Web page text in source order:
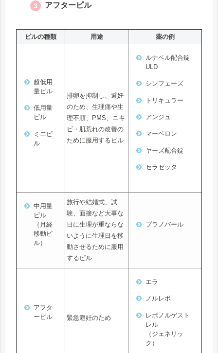
アフターピル
ピルの種類 用途 薬の例
超低用
量ピル
低用量
ピル
ミニピ
ル
排卵を抑制し、避妊
のため、生理痛や生
理不順、PMS、ニキ
ビ・肌荒れの改善の
ために服用するピル
ルナベル配合錠
ULD
シンフェーズ
トリキュラー
アンジュ
マーベロン
ヤーズ配合錠
セラゼッタ
中用量
ピル
（月経
移動ピ
ル）
旅行や結婚式、試
験、面接など大事な
日に生理が重ならな
いように生理日を移
動させるために服用
するピル
プラノバール
アフタ
ーピル
緊急避妊のため
エラ
ノルレボ
レボノルゲスト
レル
（ジェネリッ
ク）